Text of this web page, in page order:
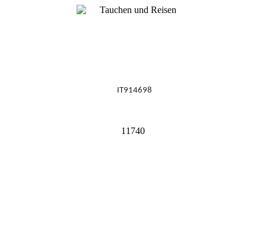
IT914698
11740